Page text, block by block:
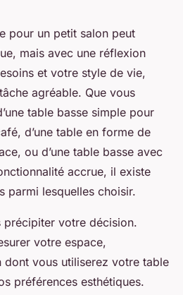
pour un petit salon peut
mais avec une réflexion
et votre style de vie,
agréable. Que vous
table basse simple pour
d’une table en forme de
ou d’une table basse avec
accrue, il existe
parmi lesquelles choisir.
précipiter votre décision.
votre espace,
dont vous utiliserez votre table
préférences esthétiques.